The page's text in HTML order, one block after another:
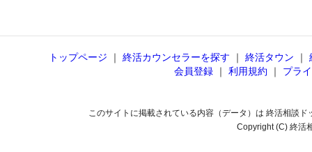
トップページ ｜ 終活カウンセラーを探す ｜ 終活タウン ｜
会員登録 ｜ 利用規約 ｜ プラ
このサイトに掲載されている内容（データ）は 終活相談
Copyright (C) 終活